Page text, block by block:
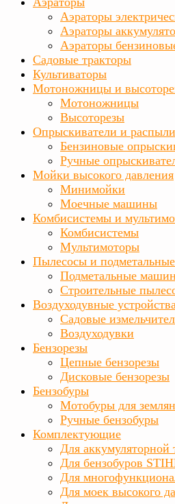
Аэраторы
Аэраторы
Аэраторы
Садовые тракторы
Культиваторы
Мотоножницы и
Мотоножницы
Высоторезы
Опрыскиватели и
Бензиновые
Ручные
Мойки высокого давления
Минимойки
Моечные машины
Комбисистемы и
Комбисистемы
Мультимоторы
Пылесосы и
Подметальные
Строительные
Воздуходувные
Садовые
Воздуходувки
Бензорезы
Цепные бензорезы
Дисковые бензорезы
Бензобуры
Мотобуры для
Ручные бензобуры
Комплектующие
Для
Для бензобуров
Для
Для моек высокого